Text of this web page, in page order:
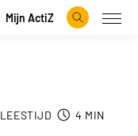
Mijn ActiZ
Zoeken
LEESTIJD 4 MIN